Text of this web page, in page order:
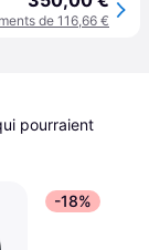
de 116,66 €
pourraient
-18%